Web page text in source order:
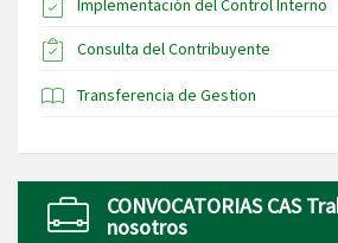
Implementación del Control Interno
Consulta del Contribuyente
Transferencia de Gestion
CONVOCATORIAS CAS
nosotros